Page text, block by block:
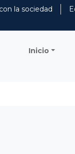
la sociedad
Inicio